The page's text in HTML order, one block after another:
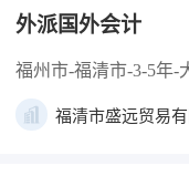
外派国外会计
福州市-福清市-3-5年-
福清市盛远贸易有